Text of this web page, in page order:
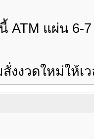
ATM แผ่น 6-
งงวดใหม่ให้เ